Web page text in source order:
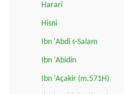
Harari
Hisni
Ibn 'Abdi s-Salam
Ibn 'Abidin
Ibn 'Açakir (m.571H)